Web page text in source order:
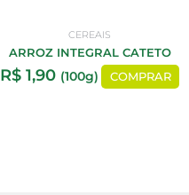
CEREAIS
ARROZ INTEGRAL CATETO
R$1,90 (100g) COMPRAR